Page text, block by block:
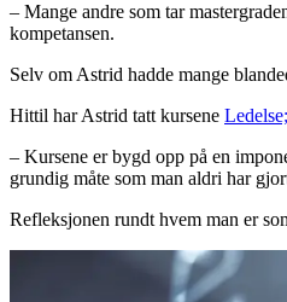
– Mange andre som tar
kompetansen.
Selv om Astrid hadde mange
Hittil har Astrid tatt kursene
– Kursene er bygd opp på en
grundig måte som man aldri har
Refleksjonen rundt hvem man er